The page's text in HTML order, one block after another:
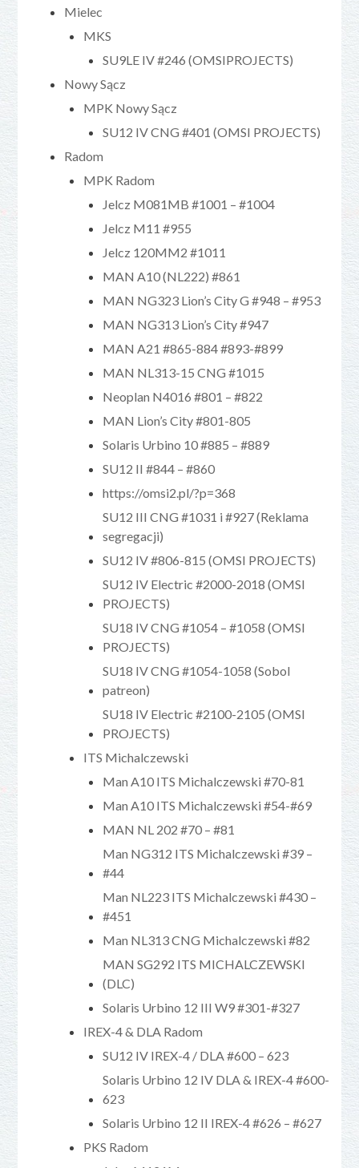
Mielec
MKS
SU9LE IV #246 (OMSIPROJECTS)
Nowy Sącz
MPK Nowy Sącz
SU12 IV CNG #401 (OMSI PROJECTS)
Radom
MPK Radom
Jelcz M081MB #1001 – #1004
Jelcz M11 #955
Jelcz 120MM2 #1011
MAN A10 (NL222) #861
MAN NG323 Lion’s City G #948 – #953
MAN NG313 Lion’s City #947
MAN A21 #865-884 #893-#899
MAN NL313-15 CNG #1015
Neoplan N4016 #801 – #822
MAN Lion’s City #801-805
Solaris Urbino 10 #885 – #889
SU12 II #844 – #860
https://omsi2.pl/?p=368
SU12 III CNG #1031 i #927 (Reklama
segregacji)
SU12 IV #806-815 (OMSI PROJECTS)
SU12 IV Electric #2000-2018 (OMSI
PROJECTS)
SU18 IV CNG #1054 – #1058 (OMSI
PROJECTS)
SU18 IV CNG #1054-1058 (Sobol
patreon)
SU18 IV Electric #2100-2105 (OMSI
PROJECTS)
ITS Michalczewski
Man A10 ITS Michalczewski #70-81
Man A10 ITS Michalczewski #54-#69
MAN NL 202 #70 – #81
Man NG312 ITS Michalczewski #39 –
#44
Man NL223 ITS Michalczewski #430 –
#451
Man NL313 CNG Michalczewski #82
MAN SG292 ITS MICHALCZEWSKI
(DLC)
Solaris Urbino 12 III W9 #301-#327
IREX-4 & DLA Radom
SU12 IV IREX-4 / DLA #600 – 623
Solaris Urbino 12 IV DLA & IREX-4 #600-
623
Solaris Urbino 12 II IREX-4 #626 – #627
PKS Radom